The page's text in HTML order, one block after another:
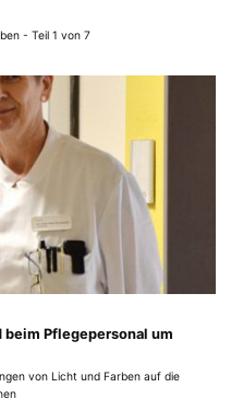
- Teil 1 von 7
Pflegepersonal um
von Licht und Farben auf die